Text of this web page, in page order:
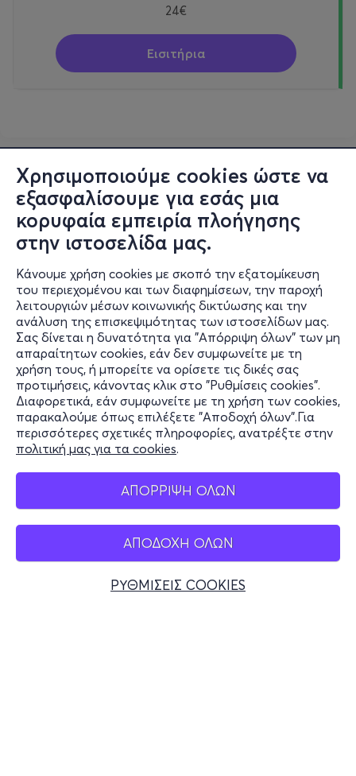
Χρησιμοποιούμε cookies ώστε να
εξασφαλίσουμε για εσάς μια
κορυφαία εμπειρία πλοήγησης
στην ιστοσελίδα μας.
Κάνουμε χρήση cookies με σκοπό την εξατομίκευση
του περιεχομένου και των διαφημίσεων, την παροχή
λειτουργιών μέσων κοινωνικής δικτύωσης και την
ανάλυση της επισκεψιμότητας των ιστοσελίδων μας.
Σας δίνεται η δυνατότητα για "Απόρριψη όλων" των μη
απαραίτητων cookies, εάν δεν συμφωνείτε με τη
χρήση τους, ή μπορείτε να ορίσετε τις δικές σας
προτιμήσεις, κάνοντας κλικ στο "Ρυθμίσεις cookies".
Διαφορετικά, εάν συμφωνείτε με τη χρήση των cookies,
παρακαλούμε όπως επιλέξετε "Αποδοχή όλων".Για
περισσότερες σχετικές πληροφορίες, ανατρέξτε στην
πολιτική μας για τα cookies.
ΑΠΟΡΡΙΨΗ ΟΛΩΝ
ΑΠΟΔΟΧΗ ΟΛΩΝ
ΡΥΘΜΙΣΕΙΣ COOKIES
24€
Εισιτήρια
Πληροφορίες
Υποστήριξη
Stay Connected
Mobile app